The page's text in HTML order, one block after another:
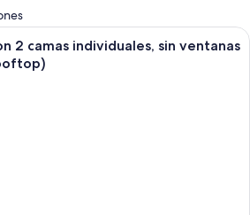
Habitación de hotel con dos camas,
2 camas individuales, sin ventanas